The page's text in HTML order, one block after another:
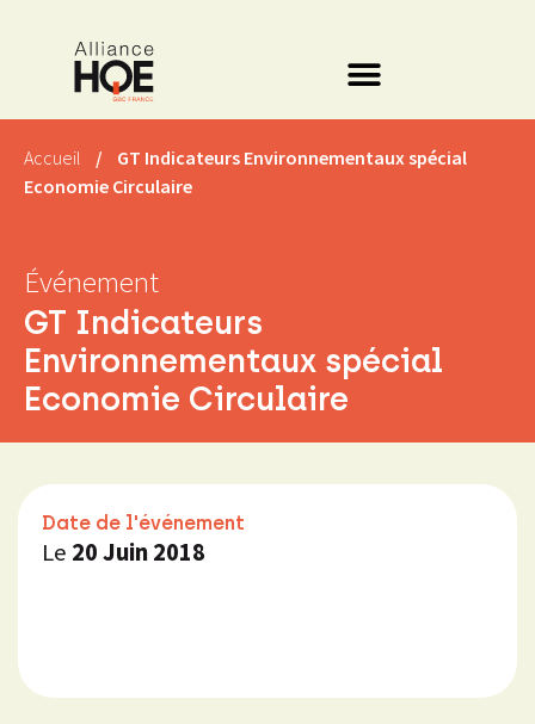
Accueil /
GT Indicateurs Environnementaux spécial
Economie Circulaire
Événement
GT Indicateurs
Environnementaux spécial
Economie Circulaire
Date de l'événement
Le 20 Juin 2018